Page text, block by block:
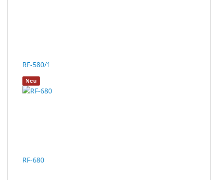
Me
JustMILO
Optische
RF-580/1
Neu
RF-680